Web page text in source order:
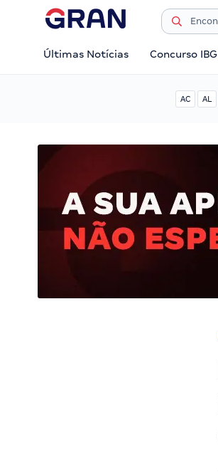
Últimas Notícias Concurso
AC AL